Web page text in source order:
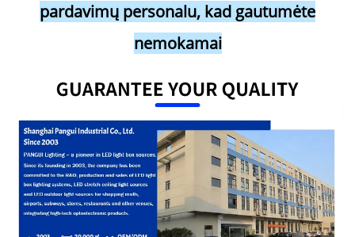
pardavimų personalu, kad gautumėte
nemokamai